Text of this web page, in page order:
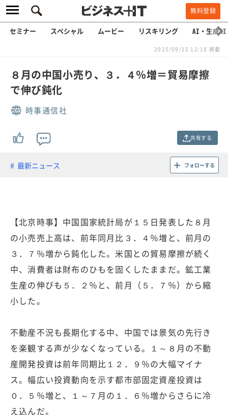
無料登録
セミナー スペシャル ムービー リスキリング AI・生成AI
2025/09/15 12:18 掲載
８月の中国小売り、３．４％増＝貿易摩擦
で伸び鈍化
時事通信社
共有する
最新ニュース フォローする
【北京時事】中国国家統計局が１５日発表した８月
の小売売上高は、前年同月比３．４％増と、前月の
３．７％増から鈍化した。米国との貿易摩擦が続く
中、消費者は財布のひもを固くしたままだ。鉱工業
生産の伸びも５．２％と、前月（５．７％）から縮
小した。
不動産不況も長期化する中、中国では景気の先行き
を楽観する声が少なくなっている。１～８月の不動
産開発投資は前年同期比１２．９％の大幅マイナ
ス。幅広い投資動向を示す都市部固定資産投資は
０．５％増と、１～７月の１．６％増からさらに冷
え込んだ。